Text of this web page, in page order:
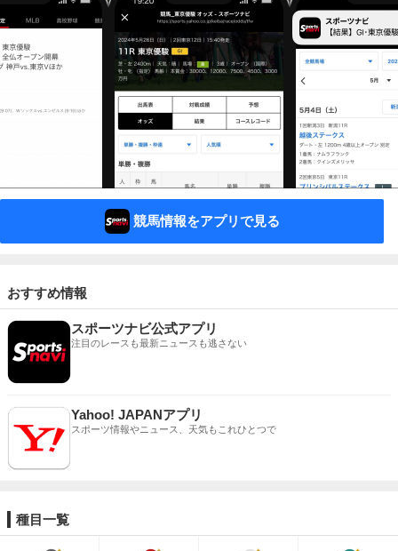
競馬情報をアプリで見る
おすすめ情報
スポーツナビ公式アプリ
注目のレースも最新ニュースも逃さない
Yahoo! JAPANアプリ
スポーツ情報やニュース、天気もこれひとつで
種目一覧